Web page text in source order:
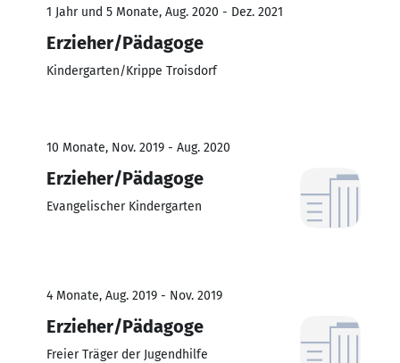
1 Jahr und 5 Monate, Aug. 2020 - Dez. 2021
Erzieher/Pädagoge
Kindergarten/Krippe Troisdorf
10 Monate, Nov. 2019 - Aug. 2020
Erzieher/Pädagoge
Evangelischer Kindergarten
4 Monate, Aug. 2019 - Nov. 2019
Erzieher/Pädagoge
Freier Träger der Jugendhilfe